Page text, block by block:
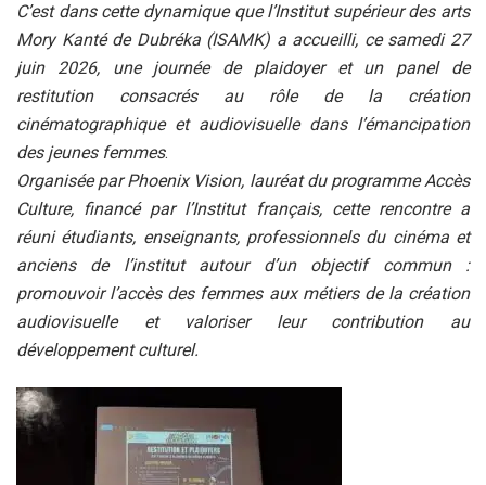
C’est dans cette dynamique que l’Institut supérieur des arts
Mory Kanté de Dubréka (ISAMK) a accueilli, ce samedi 27
juin 2026, une journée de plaidoyer et un panel de
restitution consacrés au rôle de la création
cinématographique et audiovisuelle dans l’émancipation
des jeunes femmes.
Organisée par Phoenix Vision, lauréat du programme Accès
Culture, financé par l’Institut français, cette rencontre a
réuni étudiants, enseignants, professionnels du cinéma et
anciens de l’institut autour d’un objectif commun :
promouvoir l’accès des femmes aux métiers de la création
audiovisuelle et valoriser leur contribution au
développement culturel.